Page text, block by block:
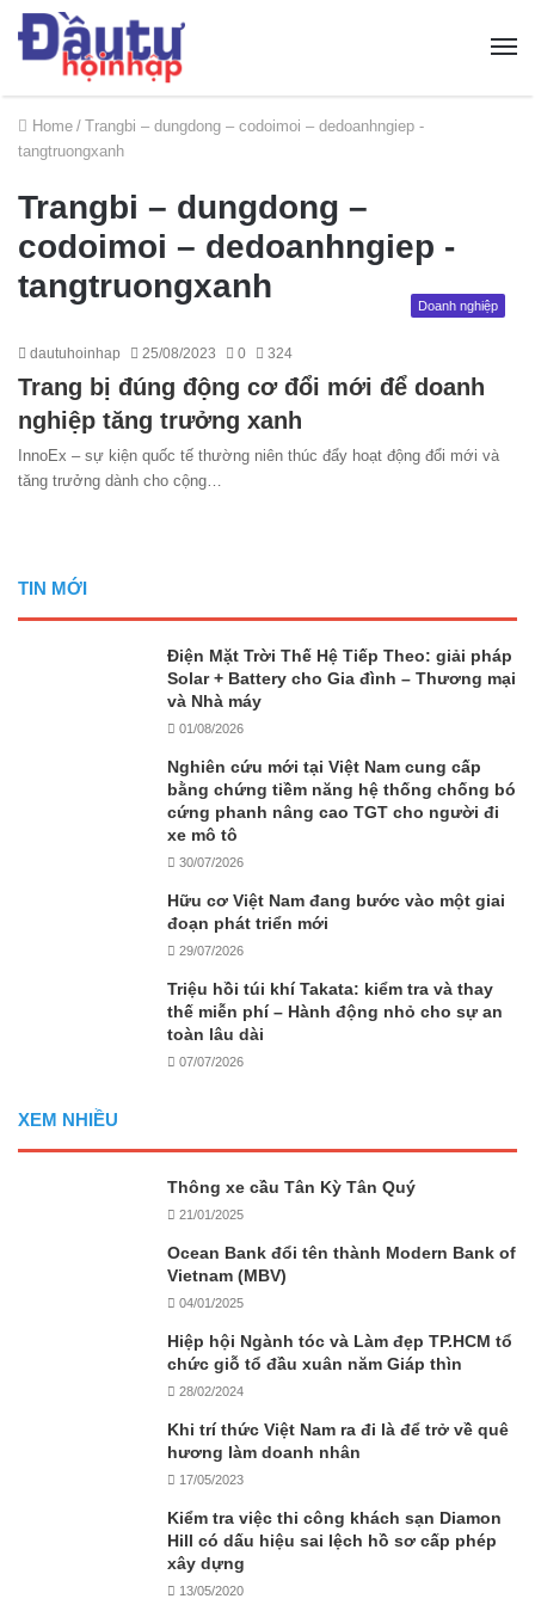
Home / Trangbi – dungdong – codoimoi – dedoanhngiep -
tangtruongxanh
Trangbi – dungdong –
codoimoi – dedoanhngiep -
tangtruongxanh
Doanh nghiệp
dautuhoinhap 25/08/2023 0 324
Trang bị đúng động cơ đổi mới để doanh
nghiệp tăng trưởng xanh
InnoEx – sự kiện quốc tế thường niên thúc đẩy hoạt động đổi mới và
tăng trưởng dành cho cộng…
TIN MỚI
Điện Mặt Trời Thế Hệ Tiếp Theo: giải pháp
Solar + Battery cho Gia đình – Thương mại
và Nhà máy
01/08/2026
Nghiên cứu mới tại Việt Nam cung cấp
bằng chứng tiềm năng hệ thống chống bó
cứng phanh nâng cao TGT cho người đi
xe mô tô
30/07/2026
Hữu cơ Việt Nam đang bước vào một giai
đoạn phát triển mới
29/07/2026
Triệu hồi túi khí Takata: kiểm tra và thay
thế miễn phí – Hành động nhỏ cho sự an
toàn lâu dài
07/07/2026
XEM NHIỀU
Thông xe cầu Tân Kỳ Tân Quý
21/01/2025
Ocean Bank đổi tên thành Modern Bank of
Vietnam (MBV)
04/01/2025
Hiệp hội Ngành tóc và Làm đẹp TP.HCM tổ
chức giỗ tổ đầu xuân năm Giáp thìn
28/02/2024
Khi trí thức Việt Nam ra đi là để trở về quê
hương làm doanh nhân
17/05/2023
Kiểm tra việc thi công khách sạn Diamon
Hill có dấu hiệu sai lệch hồ sơ cấp phép
xây dựng
13/05/2020